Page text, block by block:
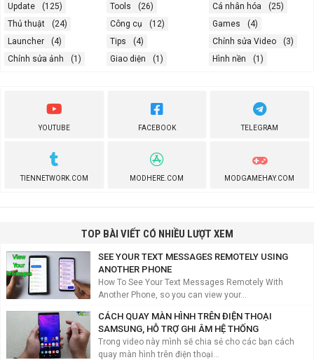
Update (125) Tools (26) Cá nhân hóa
(25)
Thủ thuật
(24) Công cụ (12) Games
(4)
Launcher
(4) Tips (4) Chỉnh sửa Video
(3)
Chỉnh sửa ảnh
(1) Giao diện (1) Hình nền (1)
YOUTUBE FACEBOOK TELEGRAM
TIENNETWORK.COM MODHERE.COM MODGAMEHAY.COM
TOP BÀI VIẾT CÓ NHIỀU LƯỢT XEM
SEE YOUR TEXT MESSAGES REMOTELY USING
ANOTHER PHONE
How To See Your Text Messages Remotely With
Another Phone, so you can view your...
CÁCH QUAY MÀN HÌNH TRÊN ĐIỆN THOẠI
SAMSUNG, HỖ TRỢ GHI ÂM HỆ THỐNG
Trong video này mình sẽ chia sẻ cho các bạn cách
quay màn hình trên điện thoại...